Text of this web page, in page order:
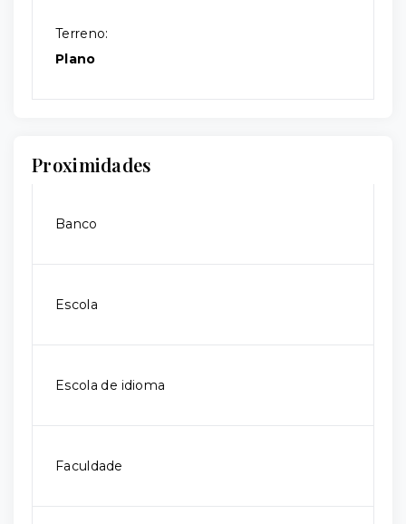
Terreno:
Plano
Proximidades
Banco
Escola
Escola de idioma
Faculdade